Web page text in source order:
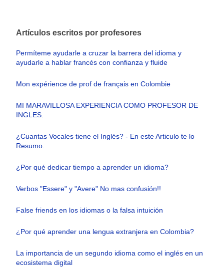
Artículos escritos por profesores
Permíteme ayudarle a cruzar la barrera del idioma y
ayudarle a hablar francés con confianza y fluide
Mon expérience de prof de français en Colombie
MI MARAVILLOSA EXPERIENCIA COMO PROFESOR DE
INGLES.
¿Cuantas Vocales tiene el Inglés? - En este Articulo te lo
Resumo.
¿Por qué dedicar tiempo a aprender un idioma?
Verbos "Essere" y "Avere" No mas confusión!!
False friends en los idiomas o la falsa intuición
¿Por qué aprender una lengua extranjera en Colombia?
La importancia de un segundo idioma como el inglés en un
ecosistema digital